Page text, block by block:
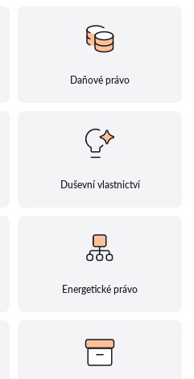
Daňové právo
Duševní vlastnictví
Energetické právo